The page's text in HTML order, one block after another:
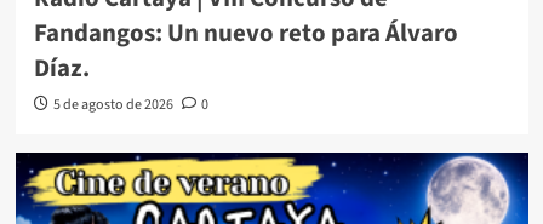
Fandangos: Un nuevo reto para Álvaro
Díaz.
5 de agosto de 2026 0